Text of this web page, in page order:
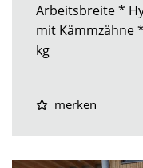
Arbeitsbreite *
mit Kämmzähne
kg
merken